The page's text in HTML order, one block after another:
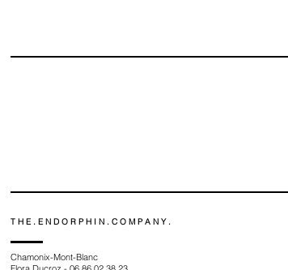
T H E . E N D O R P H I N . C O M P A N Y .
Chamonix-Mont-Blanc